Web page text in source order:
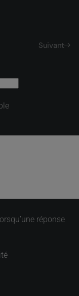
Suivant
réponse